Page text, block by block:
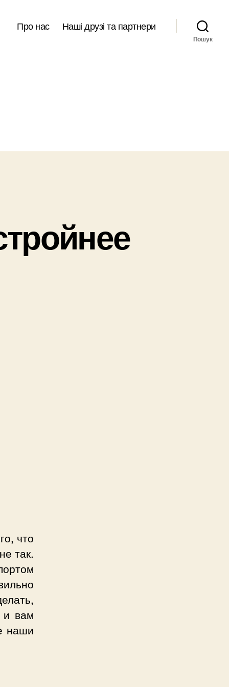
Про нас Наші друзі та партнери
Пошук
что
так.
и вам
наши